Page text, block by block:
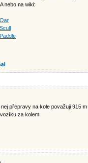
nebo na wiki:
přepravy na kole považuji 915
za kolem.